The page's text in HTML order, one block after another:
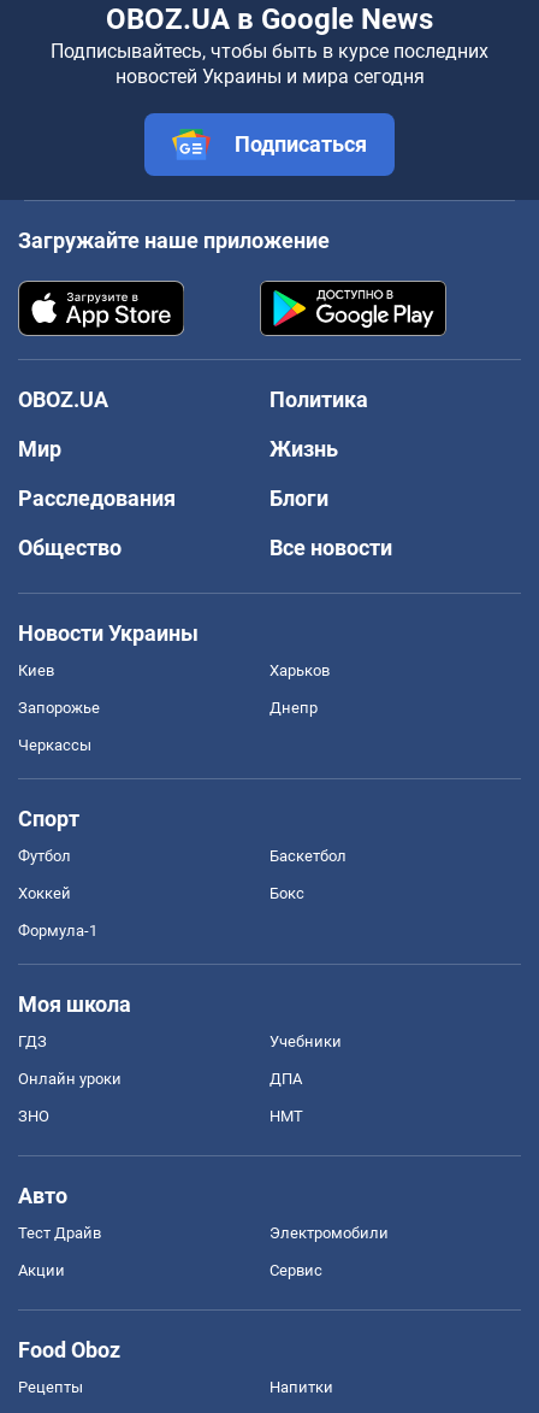
OBOZ.UA в Google News
Подписывайтесь, чтобы быть в курсе последних
новостей Украины и мира сегодня
Подписаться
Загружайте наше приложение
OBOZ.UA
Политика
Мир
Жизнь
Расследования
Блоги
Общество
Все новости
Новости Украины
Киев Харьков
Запорожье Днепр
Черкассы
Спорт
Футбол Баскетбол
Хоккей Бокс
Формула-1
Моя школа
ГДЗ Учебники
Онлайн уроки ДПА
ЗНО НМТ
Авто
Тест Драйв Электромобили
Акции Сервис
Food Oboz
Рецепты Напитки